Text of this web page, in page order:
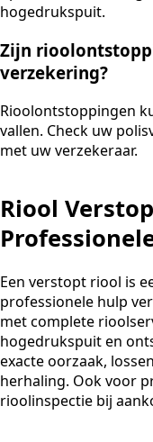
hogedrukspuit.
Zijn
verzekering?
Rioolontstoppingen
vallen. Check uw
met uw verzekeraar.
Riool
Een verstopt riool is
professionele hulp
met complete
hogedrukspuit en
exacte oorzaak,
herhaling. Ook voor
rioolinspectie bij